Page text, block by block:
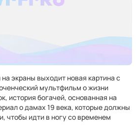
на экраны выходит новая картина с
мультфильм о жизни
история богачей, основанная на
о дамах 19 века, которые должны
чтобы идти в ногу со временем